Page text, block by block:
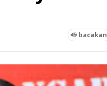
bacakan